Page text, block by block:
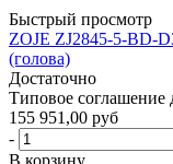
Быстрый просмотр
ZOJE ZJ2845-5-BD-
(голова)
Достаточно
Типовое
155 951,00 руб
-
В корзину